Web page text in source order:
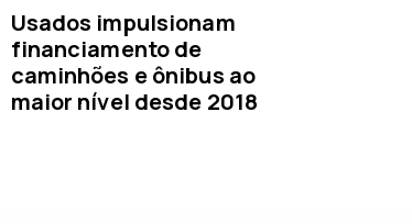
Usados impulsionam
financiamento de
caminhões e ônibus ao
maior nível desde 2018